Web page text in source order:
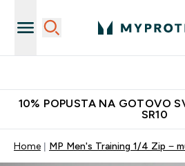
10% POPUSTA NA GOTOVO
SR10
Home MP Men's Training 1/4 Zip −